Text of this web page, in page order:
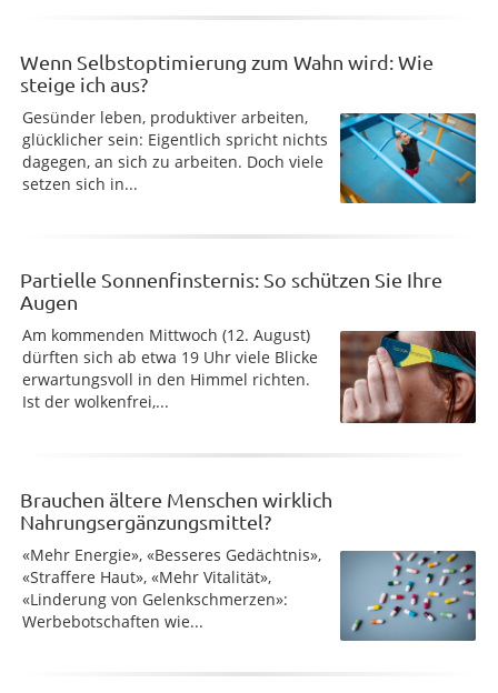
Wenn Selbstoptimierung zum Wahn wird: Wie
steige ich aus?
Gesünder leben, produktiver arbeiten,
glücklicher sein: Eigentlich spricht nichts
dagegen, an sich zu arbeiten. Doch viele
setzen sich in...
Partielle Sonnenfinsternis: So schützen Sie Ihre
Augen
Am kommenden Mittwoch (12. August)
dürften sich ab etwa 19 Uhr viele Blicke
erwartungsvoll in den Himmel richten.
Ist der wolkenfrei,...
Brauchen ältere Menschen wirklich
Nahrungsergänzungsmittel?
«Mehr Energie», «Besseres Gedächtnis»,
«Straffere Haut», «Mehr Vitalität»,
«Linderung von Gelenkschmerzen»:
Werbebotschaften wie...